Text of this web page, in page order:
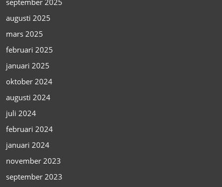
september 2025
augusti 2025
mars 2025
februari 2025
januari 2025
oktober 2024
augusti 2024
juli 2024
februari 2024
januari 2024
november 2023
september 2023